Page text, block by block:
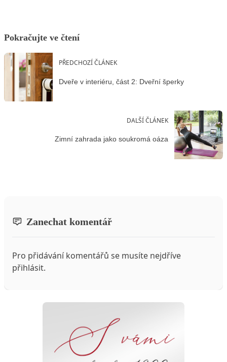
Pokračujte ve čtení
PŘEDCHOZÍ ČLÁNEK
Dveře v interiéru, část 2: Dveřní šperky
DALŠÍ ČLÁNEK
Zimní zahrada jako soukromá oáza
Zanechat komentář
Pro přidávání komentářů se musíte nejdříve
přihlásit.